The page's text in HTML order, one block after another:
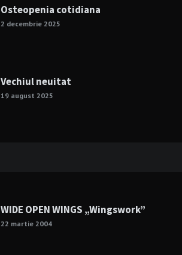
Osteopenia cotidiana
2 decembrie 2025
Vechiul neuitat
19 august 2025
WIDE OPEN WINGS „Wingswork”
22 martie 2004